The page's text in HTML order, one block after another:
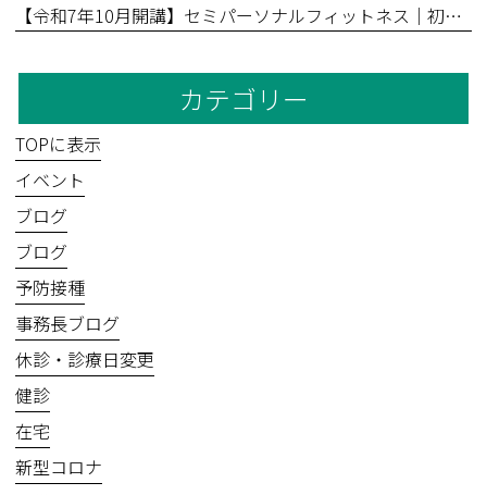
【令和7年10月開講】セミパーソナルフィットネス｜初回無料体験あり
カテゴリー
TOPに表示
イベント
ブログ
ブログ
予防接種
事務長ブログ
休診・診療日変更
健診
在宅
新型コロナ